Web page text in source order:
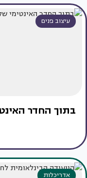
עיצוב פנים
בתוך החדר
אדריכלות